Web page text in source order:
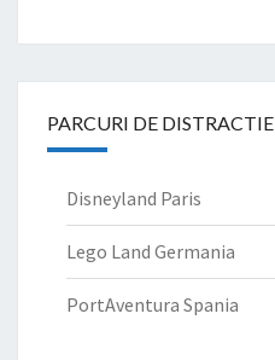
PARCURI DE DISTRACTIE
Disneyland Paris
Lego Land Germania
PortAventura Spania